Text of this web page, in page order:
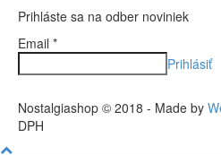
Prihláste sa na odber noviniek
Email *
Prihlásiť
Nostalgiashop © 2018 - Made by
DPH